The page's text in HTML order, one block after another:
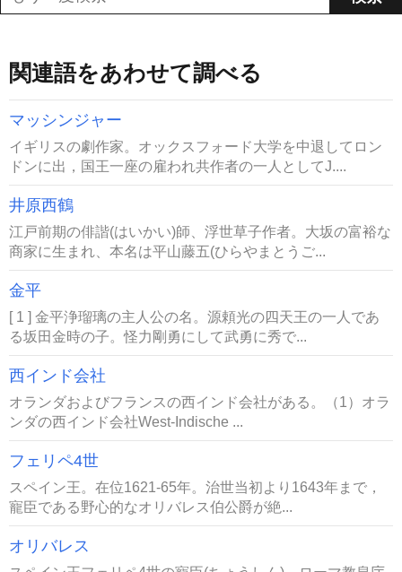
関連語をあわせて調べる
マッシンジャー
イギリスの劇作家。オックスフォード大学を中退してロン
ドンに出，国王一座の雇われ共作者の一人としてJ....
井原西鶴
江戸前期の俳諧(はいかい)師、浮世草子作者。大坂の富裕な
商家に生まれ、本名は平山藤五(ひらやまとうご...
金平
[ 1 ] 金平浄瑠璃の主人公の名。源頼光の四天王の一人であ
る坂田金時の子。怪力剛勇にして武勇に秀で...
西インド会社
オランダおよびフランスの西インド会社がある。（1）オラ
ンダの西インド会社West-Indische ...
フェリペ4世
スペイン王。在位1621-65年。治世当初より1643年まで，
寵臣である野心的なオリバレス伯公爵が絶...
オリバレス